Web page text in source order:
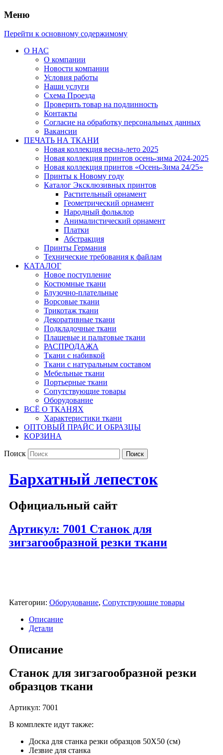
Меню
Перейти к основному содержимому
О НАС
О компании
Новости компании
Условия работы
Наши услуги
Схема Проезда
Проверить товар на подлинность
Контакты
Согласие на обработку персональных данных
Вакансии
ПЕЧАТЬ НА ТКАНИ
Новая коллекция весна-лето 2025
Новая коллекция принтов осень-зима 2024-2025
Новая коллекция принтов «Осень-Зима 24/25»
Принты к Новому году
Каталог Эксклюзивных принтов
Растительный орнамент
Геометрический орнамент
Народный фольклор
Анималистический орнамент
Платки
Абстракция
Принты Германия
Технические требования к файлам
КАТАЛОГ
Новое поступление
Костюмные ткани
Блузочно-плательные
Ворсовые ткани
Трикотаж ткани
Декоративные ткани
Подкладочные ткани
Плащевые и пальтовые ткани
РАСПРОДАЖА
Ткани с набивкой
Ткани с натуральным составом
Мебельные ткани
Портьерные ткани
Сопутствующие товары
Оборудование
ВСЁ О ТКАНЯХ
Характеристики ткани
ОПТОВЫЙ ПРАЙС И ОБРАЗЦЫ
КОРЗИНА
Поиск
Бархатный лепесток
Официальный сайт
Артикул: 7001 Станок для
зигзагообразной резки ткани
Категории: Оборудование, Сопутствующие товары
Описание
Детали
Описание
Станок для зигзагообразной резки
образцов ткани
Артикул: 7001
В комплекте идут также:
Доска для станка резки образцов 50Х50 (см)
Лезвие для станка